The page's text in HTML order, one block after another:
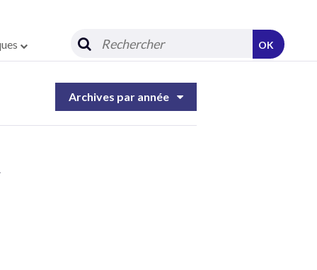
OK
Archives par année